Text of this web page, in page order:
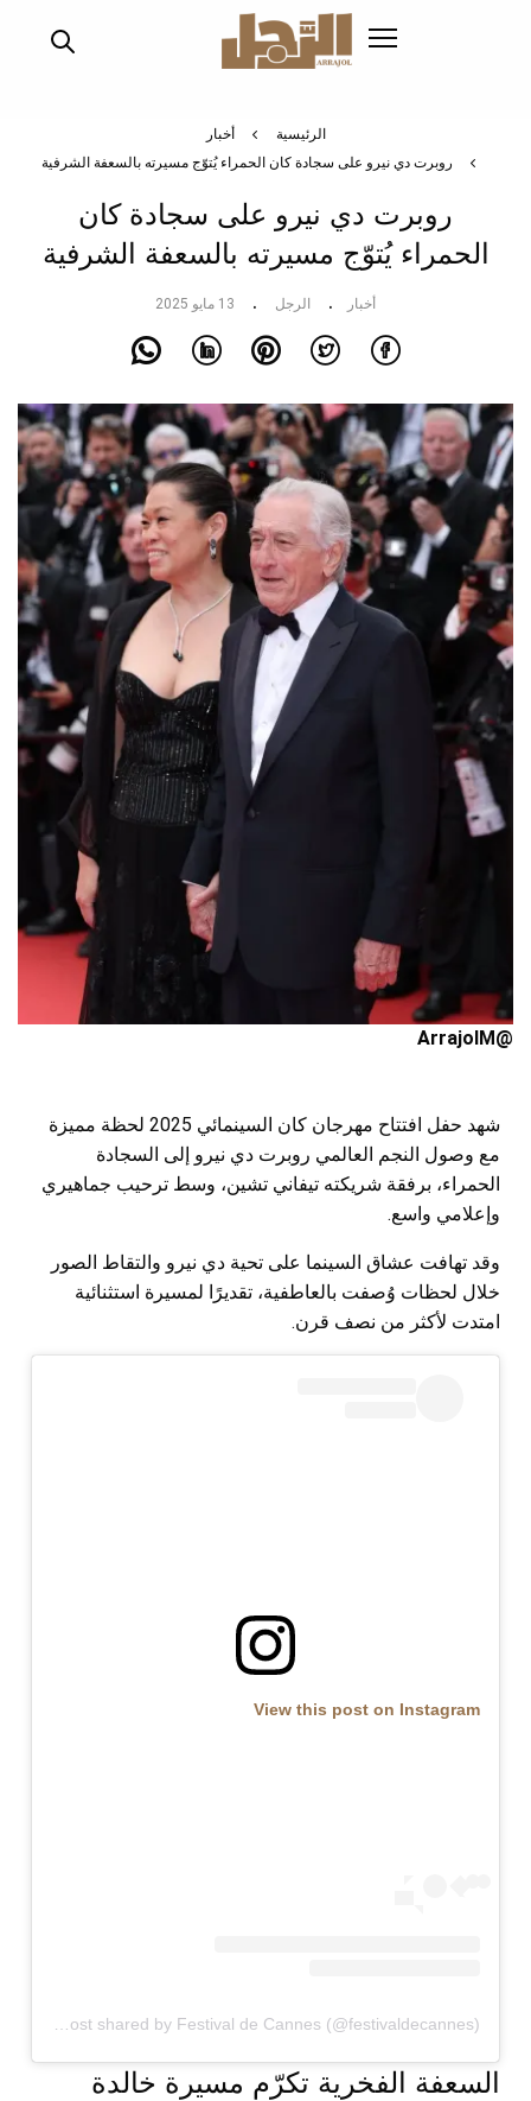
الرئيسية
أخبار
روبرت دي نيرو على سجادة كان الحمراء يُتوّج مسيرته بالسعفة الشرفية
روبرت دي نيرو على سجادة كان
الحمراء يُتوّج مسيرته بالسعفة الشرفية
أخبار الرجل 13 مايو 2025
@ArrajolM
شهد حفل افتتاح مهرجان كان السينمائي 2025 لحظة مميزة
مع وصول النجم العالمي روبرت دي نيرو إلى السجادة
الحمراء، برفقة شريكته تيفاني تشين، وسط ترحيب جماهيري
وإعلامي واسع.
وقد تهافت عشاق السينما على تحية دي نيرو والتقاط الصور
خلال لحظات وُصفت بالعاطفية، تقديرًا لمسيرة استثنائية
امتدت لأكثر من نصف قرن.
View this post on Instagram
السعفة الفخرية تكرّم مسيرة خالدة